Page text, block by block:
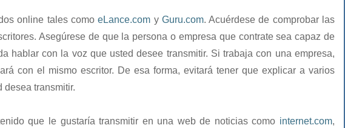
online tales comoeLance.com y Guru.com. Acuérdese de comprobar las
Asegúrese de que la persona o empresa que contrate sea capaz de
hablar con la voz que usted desee transmitir. Si trabaja con una empresa,
con el mismo escritor. De esa forma, evitará tener que explicar a varios
desea transmitir.
que le gustaría transmitir en una web de noticias como internet.com,